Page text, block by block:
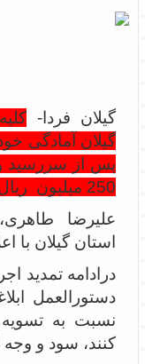
گیلان فردا-
گیلان آمادگی
پس از سررسید و
250 میلیون ریال اعلام می دارند
علیرضا
استان گیلان با
دستورالعمل
نسبت به
کنند، سود و